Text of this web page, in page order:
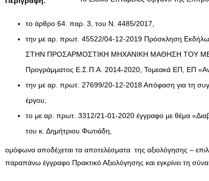
το άρθρο 64. παρ. 3, του Ν. 4485/2017,
την με αρ. πρωτ. 45522/04-12-2019 Πρόσκληση
ΣΤΗΝ ΠΡΟΣΑΡΜΟΣΤΙΚΗ ΜΗΧΑΝΙΚΗ ΜΑΘΗΣΗ ΤΟΥ
Προγράμματος Ε.Σ.Π.Α. 2014-2020, Τομεακά ΕΠ, ΕΠ
την με αρ. πρωτ. 27699/20-12-2018 Απόφαση για τη
έργου,
το με αρ. πρωτ. 3312/21-01-2020 έγγραφο με θέμα
του κ. Δημήτριου Φωτιάδη,
ομόφωνα αποδέχεται τα αποτελέσματα της αξιολόγησης –
παραπάνω έγγραφο Πρακτικό Αξιολόγησης και εγκρίνει τη